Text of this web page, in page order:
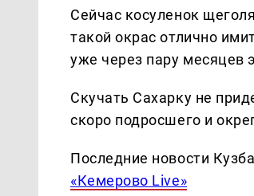
Сейчас косуленок
такой окрас отлично
уже через пару месяцев
Скучать Сахарку не
скоро подросшего и
Последние новости
«Кемерово Live»